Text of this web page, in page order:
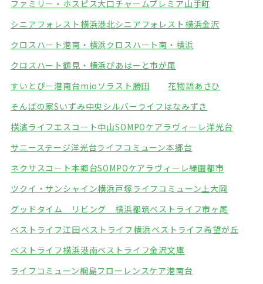
ファミリー・ホスピス大口チャームプレミア山手町
シニアフォレスト横浜港北シニアフォレスト横浜金沢
クロスハート港南・横浜クロスハート南・横浜
クロスハート鶴見・横浜ぴあはーと市が尾
すいとぴー港南台mio ソラスト勝田
花物語あさひ
そんぽの家Sいずみ中央シルバーライフはなみずき
横濱ライフエスコート中山SOMPOケアラヴィーレ洋光台
サニーステージ洋光台ライフコミューン本郷台
ネクサスコート本郷台SOMPOケアラヴィーレ緑園都市
ツクイ・サンシャイン横浜戸塚ライフコミューン上大岡
グッドタイム リビング 横浜都筑ベストライフ市ヶ尾
ベストライフ江田ベストライフ横浜ベストライフ希望が丘
ベストライフ横浜港南ベストライフ金沢文庫
ライフコミューン綱島フローレンスケア港南台